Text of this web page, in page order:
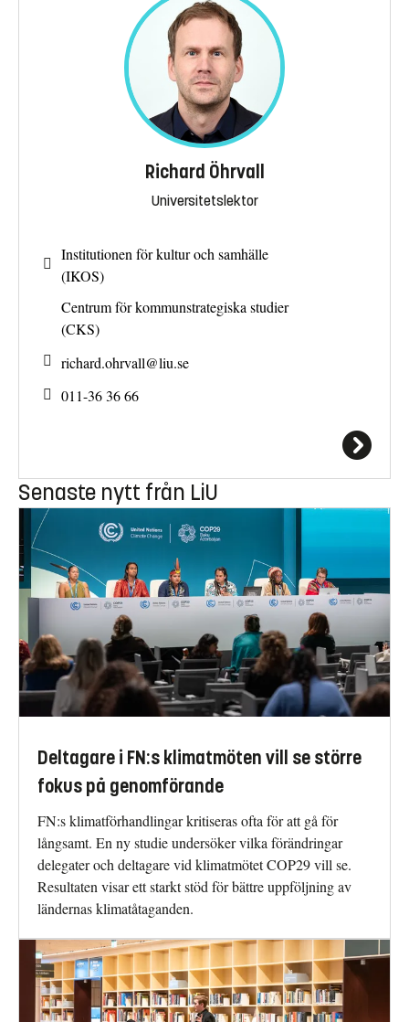
Richard Öhrvall
Universitetslektor
Institutionen för kultur och samhälle
(IKOS)
Centrum för kommunstrategiska studier
(CKS)
richard.ohrvall@liu.se
011-36 36 66
Senaste nytt från LiU
Deltagare i FN:s klimatmöten vill se större
fokus på genomförande
FN:s klimatförhandlingar kritiseras ofta för att gå för
långsamt. En ny studie undersöker vilka förändringar
delegater och deltagare vid klimatmötet COP29 vill se.
Resultaten visar ett starkt stöd för bättre uppföljning av
ländernas klimatåtaganden.